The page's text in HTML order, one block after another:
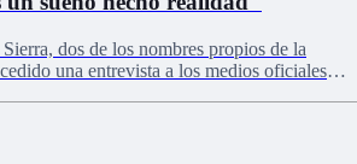
dos de los nombres propios de la
una entrevista a los medios oficiales